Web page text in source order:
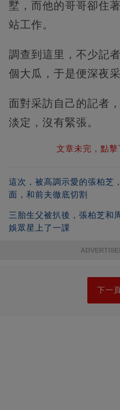
墅，而他的哥哥卻住
站工作。
調查到這里，不少記
個大瓜，于是便深夜
面對采訪自己的記者
淡定，沒有緊張。
文章未完，點
這次，被高調示愛的張柏芝
面，和前夫徹底切割
三胎生父被扒後，張柏芝和
娛眾星上了一課
下一